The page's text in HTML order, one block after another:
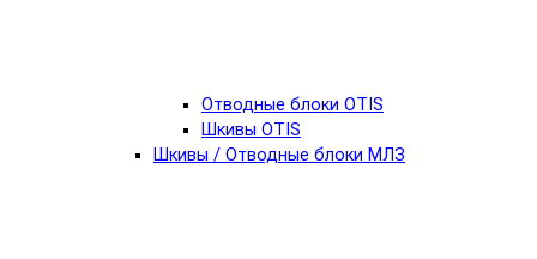
Отводные блоки OTIS
Шкивы OTIS
Шкивы / Отводные блоки МЛЗ